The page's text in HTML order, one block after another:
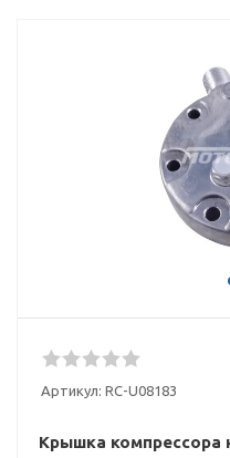
Артикул: RC-U08183
Крышка компрессора